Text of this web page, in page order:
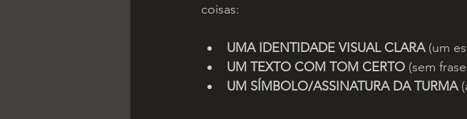
coisas:
UMA IDENTIDADE VISUAL CLARA (um
UM TEXTO COM TOM CERTO (sem
UM SÍMBOLO/ASSINATURA DA TURMA